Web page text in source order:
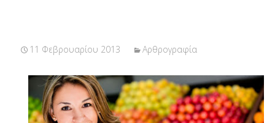
11 Φεβρουαρίου 2013 Αρθρογραφία